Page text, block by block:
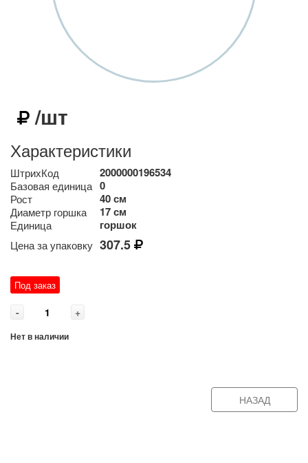
/шт
Характеристики
ШтрихКод 2000000196534
Базовая единица 0
Рост 40 см
Диаметр горшка 17 см
Единица горшок
Цена за упаковку 307.5
Под заказ
- +
Нет в наличии
НАЗАД